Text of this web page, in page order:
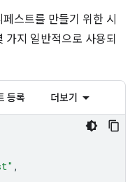
스트를 만들기 위한 시
가지 일반적으로 사용되
등록 더보기
,